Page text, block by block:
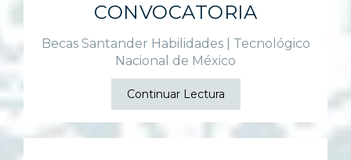
CONVOCATORIA
Becas Santander Habilidades | Tecnológico
Nacional de México
Continuar Lectura